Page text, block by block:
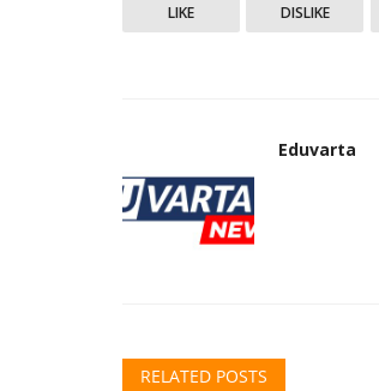
LIKE DISLIKE
Eduvarta
RELATED POSTS
नारळीकर केंब्रीज विद्यापीठातून